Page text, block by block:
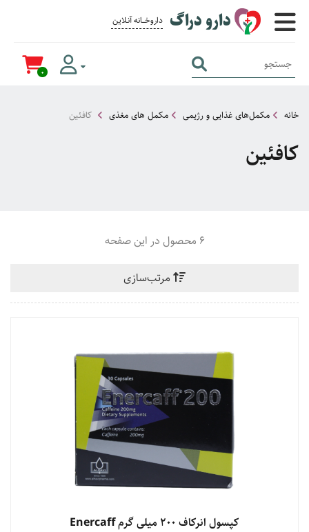
دارو دراگ داروخــــانه آنــلاین برای همــه
0
خانه مکمل‌های غذایی و رژیمی مکمل های مغذی کافئین
کافئین
6 محصول در این صفحه
مرتب‌سازی
مشاهده محصولکپسول انرکاف 200 میلی گرم Enercaff